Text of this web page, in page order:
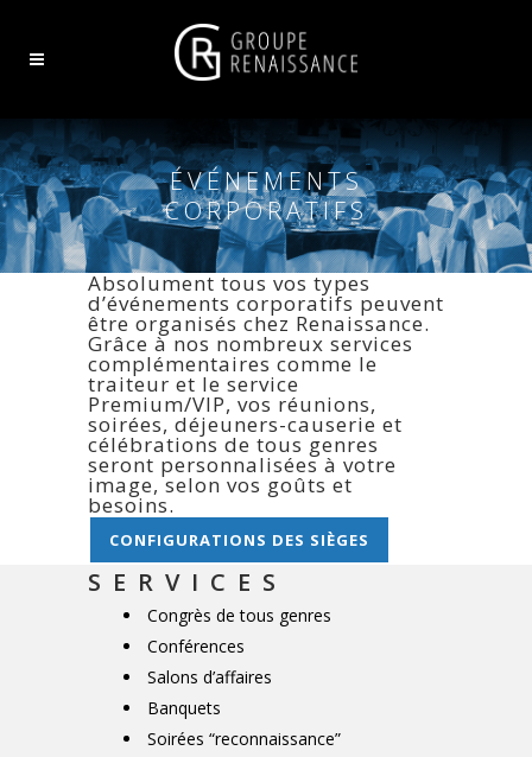
ÉVÉNEMENTS
CORPORATIFS
Absolument tous vos types
d’événements corporatifs peuvent
être organisés chez Renaissance.
Grâce à nos nombreux services
complémentaires comme le
traiteur et le service
Premium/VIP, vos réunions,
soirées, déjeuners-causerie et
célébrations de tous genres
seront personnalisées à votre
image, selon vos goûts et
besoins.
CONFIGURATIONS DES SIÈGES
SERVICES
Congrès de tous genres
Conférences
Salons d’affaires
Banquets
Soirées “reconnaissance”